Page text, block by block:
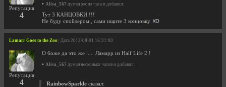
Репутация
4
• Alisa_567 думал около часа и добавил:
Тут 3 КАНЦОВКИ !!!
Не буду спойлером , сами ищите 3 концовку
Lamarr Goes to the Zoo | Дата 2013-08-01 16:31:00
Репутация
4
О боже да это же ..... Ламарр из Half Life 2 !
• Alisa_567 думал несколько часов и добавил:
RainbowSparkle сказал: